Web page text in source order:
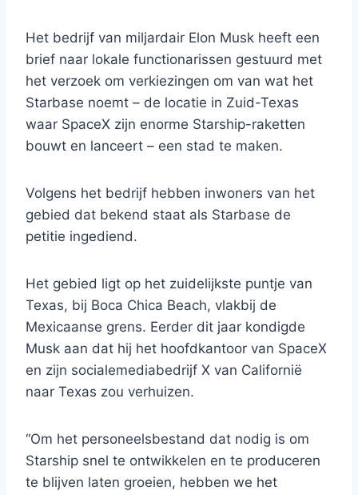
Het bedrijf van miljardair Elon Musk heeft een
brief naar lokale functionarissen gestuurd met
het verzoek om verkiezingen om van wat het
Starbase noemt – de locatie in Zuid-Texas
waar SpaceX zijn enorme Starship-raketten
bouwt en lanceert – een stad te maken.
Volgens het bedrijf hebben inwoners van het
gebied dat bekend staat als Starbase de
petitie ingediend.
Het gebied ligt op het zuidelijkste puntje van
Texas, bij Boca Chica Beach, vlakbij de
Mexicaanse grens. Eerder dit jaar kondigde
Musk aan dat hij het hoofdkantoor van SpaceX
en zijn socialemediabedrijf X van Californië
naar Texas zou verhuizen.
“Om het personeelsbestand dat nodig is om
Starship snel te ontwikkelen en te produceren
te blijven laten groeien, hebben we het